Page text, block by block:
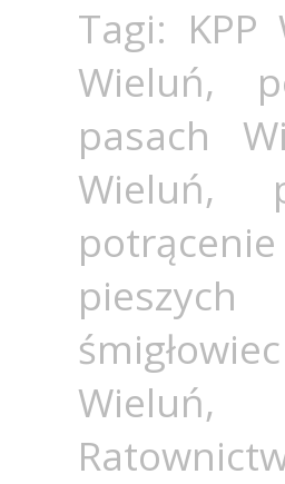
Tagi: KPP
Wieluń,
pasach
Wieluń,
pieszych
Wieluń